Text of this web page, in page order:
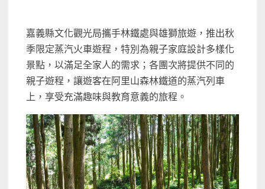
嘉義縣文化觀光局攜手林鐵處與雄獅旅遊，推出秋
季限定蒸汽火車遊程，特別為親子家庭設計多樣化
景點，以滿足全家人的需求；各團次將提供不同的
親子遊程，讓遊客在阿里山森林鐵道的蒸汽列車
上，享受充滿趣味與教育意義的旅程。